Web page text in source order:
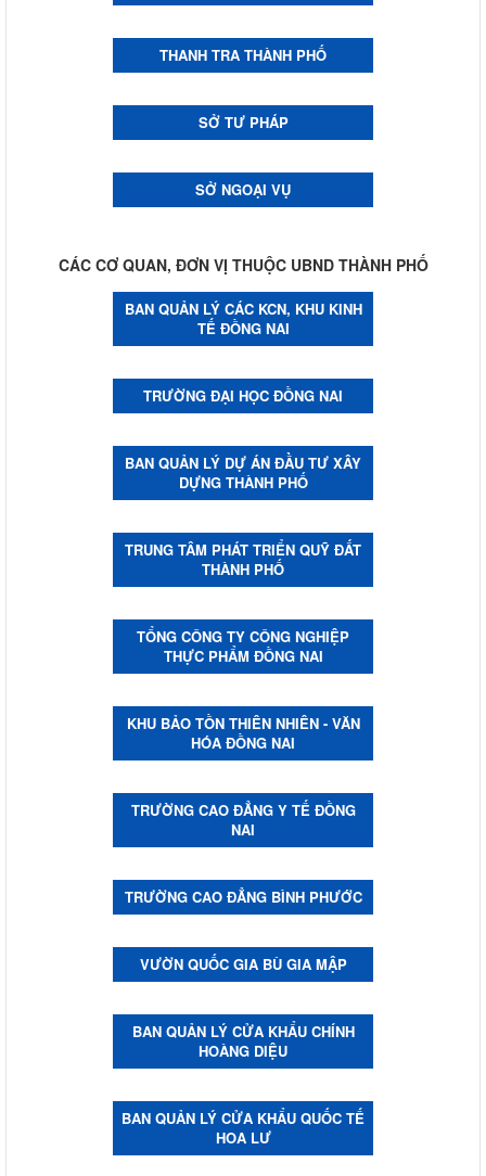
THANH TRA THÀNH PHỐ
SỞ TƯ PHÁP
SỞ NGOẠI VỤ
CÁC CƠ QUAN, ĐƠN VỊ THUỘC UBND THÀNH PHỐ
BAN QUẢN LÝ CÁC KCN, KHU KINH
TẾ ĐỒNG NAI
TRƯỜNG ĐẠI HỌC ĐỒNG NAI
BAN QUẢN LÝ DỰ ÁN ĐẦU TƯ XÂY
DỰNG THÀNH PHỐ
TRUNG TÂM PHÁT TRIỂN QUỸ ĐẤT
THÀNH PHỐ
TỔNG CÔNG TY CÔNG NGHIỆP
THỰC PHẨM ĐỒNG NAI
KHU BẢO TỒN THIÊN NHIÊN - VĂN
HÓA ĐỒNG NAI
TRƯỜNG CAO ĐẲNG Y TẾ ĐỒNG
NAI
TRƯỜNG CAO ĐẲNG BÌNH PHƯỚC
VƯỜN QUỐC GIA BÙ GIA MẬP
BAN QUẢN LÝ CỬA KHẨU CHÍNH
HOÀNG DIỆU
BAN QUẢN LÝ CỬA KHẨU QUỐC TẾ
HOA LƯ